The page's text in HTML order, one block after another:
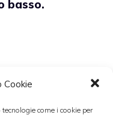
Cookie
come i cookie per
basso.
poi